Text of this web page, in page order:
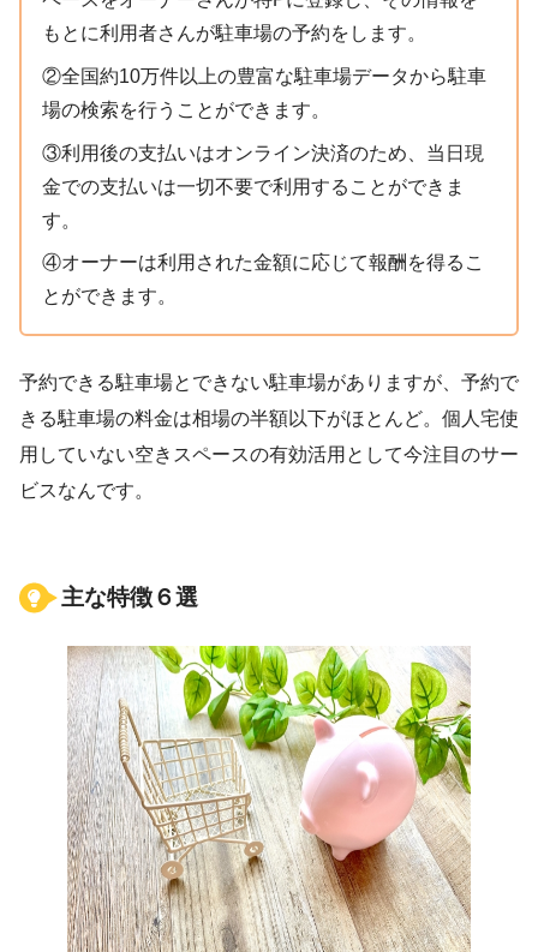
もとに利用者さんが駐車場の予約をします。
②全国約10万件以上の豊富な駐車場データから駐車
場の検索を行うことができます。
③利用後の支払いはオンライン決済のため、当日現
金での支払いは一切不要で利用することができま
す。
④オーナーは利用された金額に応じて報酬を得るこ
とができます。
予約できる駐車場とできない駐車場がありますが、予約で
きる駐車場の料金は相場の半額以下がほとんど。個人宅使
用していない空きスペースの有効活用として今注目のサー
ビスなんです。
主な特徴６選